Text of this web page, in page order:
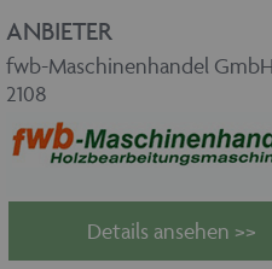
ANBIETER
fwb-Maschinenhandel
2108
Details ansehen >>